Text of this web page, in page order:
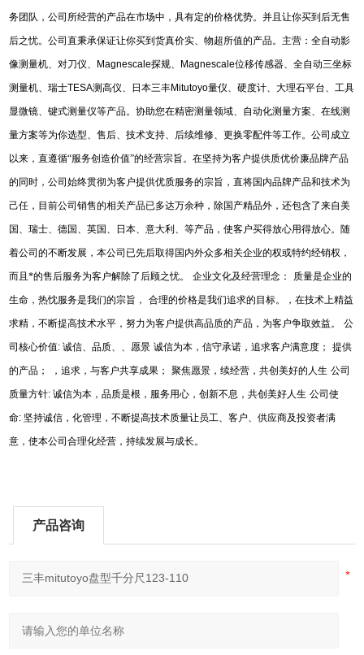
务团队，公司所经营的产品在市场中，具有定的价格优势。并且让你买到后无售
后之忧。公司直秉承保证让你买到货真价实、物超所值的产品。主营：全自动影
像测量机、对刀仪、 Magnescale探规、 Magnescale位移传感器、全自动三坐标
测量机、瑞士TESA测高仪、日本三丰Mitutoyo量仪、硬度计、大理石平台、工具
显微镜、键式测量仪等产品。协助您在精密测量领域、自动化测量方案、在线测
量方案等为你选型、售后、技术支持、后续维修、更换零配件等工作。公司成立
以来，直遵循“服务创造价值”的经营宗旨。在坚持为客户提供质优价廉品牌产品
的同时，公司始终贯彻为客户提供优质服务的宗旨，直将国内品牌产品和技术为
己任，目前公司销售的相关产品已多达万余种，除国产精品外，还包含了来自美
国、瑞士、德国、英国、日本、意大利、等产品，使客户买得放心用得放心。随
着公司的不断发展，本公司已先后取得国内外众多相关企业的权或特约经销权，
而且*的售后服务为客户解除了后顾之忧。 企业文化及经营理念： 质量是企业的
生命，热忱服务是我们的宗旨， 合理的价格是我们追求的目标。，在技术上精益
求精，不断提高技术水平，努力为客户提供高品质的产品，为客户争取效益。 公
司核心价值:诚信、品质、、愿景 诚信为本，信守承诺，追求客户满意度； 提供
的产品； ，追求，与客户共享成果； 聚焦愿景，续经营，共创美好的人生 公司
质量方针:诚信为本，品质是根，服务用心，创新不息，共创美好人生 公司使
命: 坚持诚信，化管理，不断提高技术质量让员工、客户、供应商及投资者满
意，使本公司合理化经营，持续发展与成长。
产品咨询